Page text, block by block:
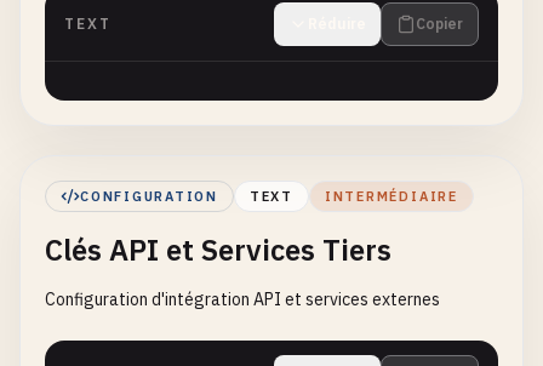
TEXT Copier
CONFIGURATION TEXT INTERMÉDIAIRE
Clés API et Services Tiers
Configuration d'intégration API et services externes